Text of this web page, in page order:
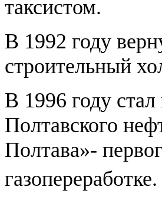
таксистом.
В 1992 году
строительный
В 1996 году
Полтавского
Полтава»-